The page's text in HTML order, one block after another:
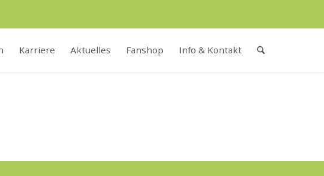
Karriere Aktuelles Fanshop Info & Kontakt